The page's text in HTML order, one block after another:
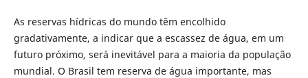
As reservas hídricas do mundo têm encolhido
gradativamente, a indicar que a escassez de água, em um
futuro próximo, será inevitável para a maioria da população
mundial. O Brasil tem reserva de água importante, mas